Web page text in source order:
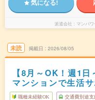
気になる!
派遣会社 マンパ
未読 掲載日 2026/08/05
【8月～OK！週1
マンションで生活
職種未経験OK 交通費別途支